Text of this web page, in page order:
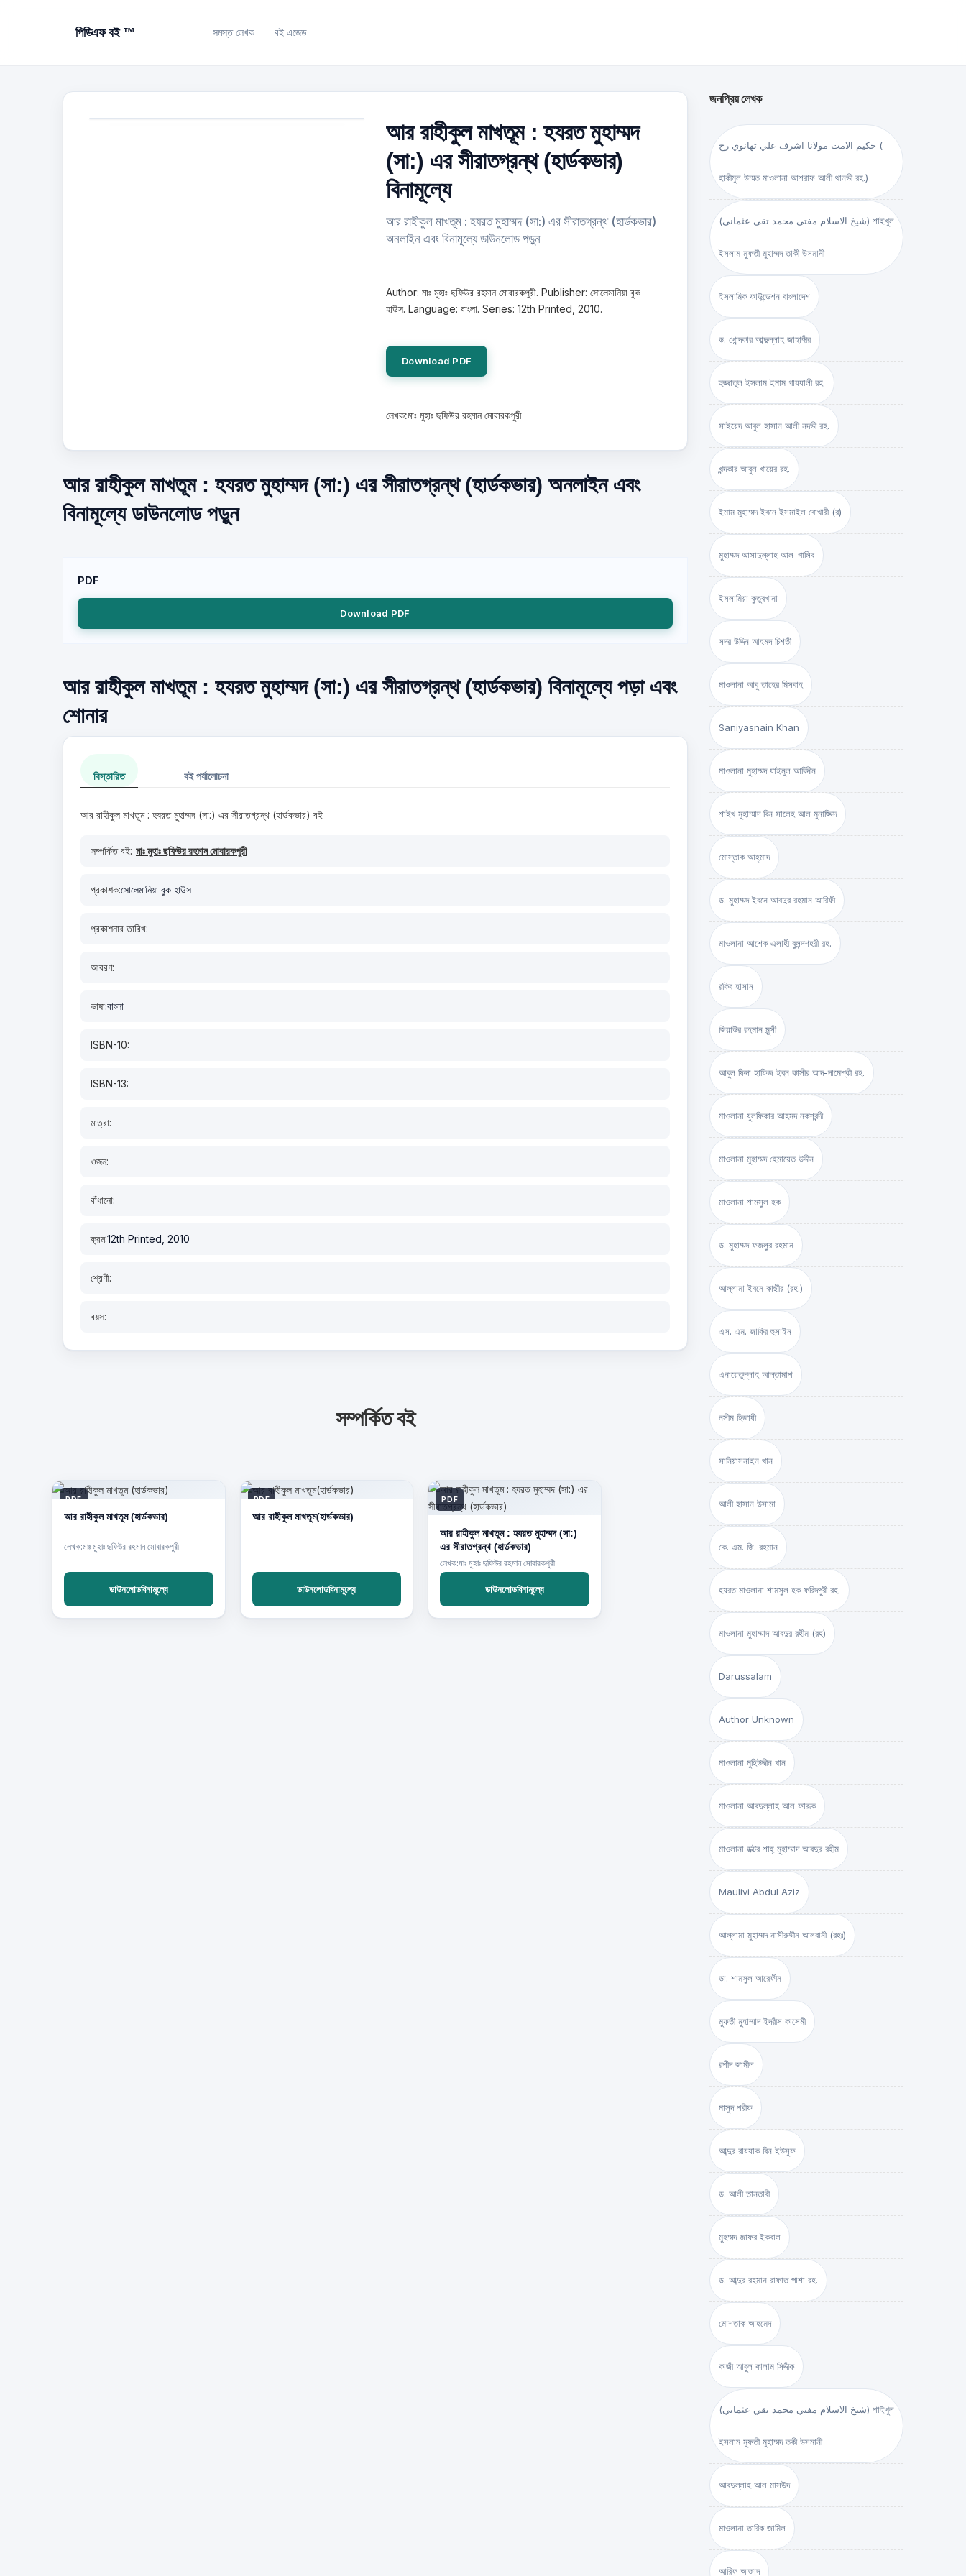
পিডিএফ বই ™ সমস্ত লেখক বই এজেড
আর রাহীকুল মাখতূম : হযরত মুহাম্মদ
(সা:) এর সীরাতগ্রন্থ (হার্ডকভার)
বিনামূল্যে
আর রাহীকুল মাখতূম : হযরত মুহাম্মদ (সা:) এর সীরাতগ্রন্থ (হার্ডকভার)
অনলাইন এবং বিনামূল্যে ডাউনলোড পড়ুন
Author: মাঃ মুহাঃ ছফিউর রহমান মোবারকপুরী. Publisher: সোলেমানিয়া বুক
হাউস. Language: বাংলা. Series: 12th Printed, 2010.
Download PDF
লেখক:মাঃ মুহাঃ ছফিউর রহমান মোবারকপুরী
আর রাহীকুল মাখতূম : হযরত মুহাম্মদ (সা:) এর সীরাতগ্রন্থ (হার্ডকভার) অনলাইন এবং
বিনামূল্যে ডাউনলোড পড়ুন
PDF
Download PDF
আর রাহীকুল মাখতূম : হযরত মুহাম্মদ (সা:) এর সীরাতগ্রন্থ (হার্ডকভার) বিনামূল্যে পড়া এবং
শোনার
বিস্তারিত বই পর্যালোচনা
আর রাহীকুল মাখতূম : হযরত মুহাম্মদ (সা:) এর সীরাতগ্রন্থ (হার্ডকভার) বই
সম্পর্কিত বই: মাঃ মুহাঃ ছফিউর রহমান মোবারকপুরী
প্রকাশক:সোলেমানিয়া বুক হাউস
প্রকাশনার তারিখ:
আবরণ:
ভাষা:বাংলা
ISBN-10:
ISBN-13:
মাত্রা:
ওজন:
বাঁধানো:
ক্রম:12th Printed, 2010
শ্রেণী:
বয়স:
সম্পর্কিত বই
PDF
আর রাহীকুল মাখতূম (হার্ডকভার)
লেখক:মাঃ মুহাঃ ছফিউর রহমান মোবারকপুরী
ডাউনলোডবিনামূল্যে
PDF
আর রাহীকুল মাখতূম(হার্ডকভার)
ডাউনলোডবিনামূল্যে
PDF
আর রাহীকুল মাখতূম : হযরত মুহাম্মদ (সা:)
এর সীরাতগ্রন্থ (হার্ডকভার)
লেখক:মাঃ মুহাঃ ছফিউর রহমান মোবারকপুরী
ডাউনলোডবিনামূল্যে
জনপ্রিয় লেখক
حكيم الامت مولانا اشرف علي تهانوي رح (
হাকীমুল উম্মত মাওলানা আশরাফ আলী থানভী রহ.)
(شيخ الاسلام مفتي محمد تقي عثماني) শাইখুল
ইসলাম মুফতী মুহাম্মদ তাকী উসমানী
ইসলামিক ফাউন্ডেশন বাংলাদেশ
ড. খোন্দকার আব্দুল্লাহ জাহাঙ্গীর
হুজ্জাতুল ইসলাম ইমাম গাযযালী রহ.
সাইয়েদ আবুল হাসান আলী নদভী রহ.
খন্দকার আবুল খায়ের রহ.
ইমাম মুহাম্মদ ইবনে ইসমাইল বোখারী (র)
মুহাম্মদ আসাদুল্লাহ আল-গালিব
ইসলামিয়া কুতুবখানা
সদর উদ্দিন আহমদ চিশতী
মাওলানা আবু তাহের মিসবাহ
Saniyasnain Khan
মাওলানা মুহাম্মদ যাইনুল আবিদীন
শাইখ মুহাম্মাদ বিন সালেহ আল মুনাজ্জিদ
মোস্তাক আহ্‌মাদ
ড. মুহাম্মদ ইবনে আবদুর রহমান আরিফী
মাওলানা আশেক এলাহী বুলন্দশহরী রহ.
রকিব হাসান
জিয়াউর রহমান মুন্সী
আবুল ফিদা হাফিজ ইব্‌ন কাসীর আদ-দামেশ্‌কী রহ.
মাওলানা যুলফিকার আহমদ নকশবন্দী
মাওলানা মুহাম্মদ হেমায়েত উদ্দীন
মাওলানা শামসুল হক
ড. মুহাম্মদ ফজলুর রহমান
আল্লামা ইবনে কাছীর (রহ.)
এস. এম. জাকির হুসাইন
এনায়েতুল্লাহ আল্‌তামাশ
নসীম হিজাযী
সানিয়াসনাইন খান
আলী হাসান উসামা
কে. এম. জি. রহমান
হযরত মাওলানা শামসুল হক ফরিদপুরী রহ.
মাওলানা মুহাম্মাদ আবদুর রহীম (রহ)
Darussalam
Author Unknown
মাওলানা মুহিউদ্দীন খান
মাওলানা আবদুল্লাহ আল ফারূক
মাওলানা ডক্টর শাহ্‌ মুহাম্মাদ আবদুর রহীম
Maulivi Abdul Aziz
আল্লামা মুহাম্মদ নাসীরুদ্দীন আলবানী (রহঃ)
ডা. শামসুল আরেফীন
মুফতী মুহাম্মাদ ইদরীস কাসেমী
রশীদ জামীল
মাসুদ শরীফ
আব্দুর রাযযাক বিন ইউসুফ
ড. আলী তানতাবী
মুহম্মদ জাফর ইকবাল
ড. আব্দুর রহমান রাফাত পাশা রহ.
মোশতাক আহমেদ
কাজী আবুল কালাম সিদ্দীক
(شيخ الاسلام مفتي محمد تقي عثماني) শাইখুল
ইসলাম মুফতী মুহাম্মদ তকী উসমানী
আবদুল্লাহ আল মাসউদ
মাওলানা তারিক জামিল
আরিফ আজাদ